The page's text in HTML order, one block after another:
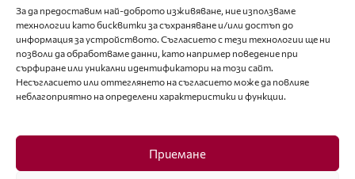
За да предоставим най-доброто изживяване, ние използваме
технологии като бисквитки за съхраняване и/или достъп до
информация за устройството. Съгласието с тези технологии ще ни
позволи да обработваме данни, като например поведение при
сърфиране или уникални идентификатори на този сайт.
Несъгласието или оттеглянето на съгласието може да повлияе
неблагоприятно на определени характеристики и функции.
Приемане
За контакти
editor@fashion-lifestyle.net
+359 88 227 33 47
Последвайте ни
Facebook